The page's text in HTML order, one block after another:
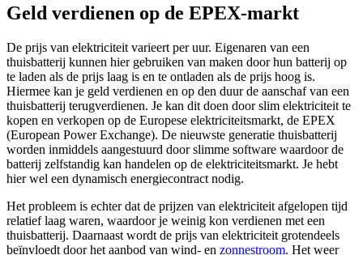
Geld verdienen op de EPEX-markt
De prijs van elektriciteit varieert per uur. Eigenaren van een
thuisbatterij kunnen hier gebruiken van maken door hun batterij op
te laden als de prijs laag is en te ontladen als de prijs hoog is.
Hiermee kan je geld verdienen en op den duur de aanschaf van een
thuisbatterij terugverdienen. Je kan dit doen door slim elektriciteit te
kopen en verkopen op de Europese elektriciteitsmarkt, de EPEX
(European Power Exchange). De nieuwste generatie thuisbatterij
worden inmiddels aangestuurd door slimme software waardoor de
batterij zelfstandig kan handelen op de elektriciteitsmarkt. Je hebt
hier wel een dynamisch energiecontract nodig.
Het probleem is echter dat de prijzen van elektriciteit afgelopen tijd
relatief laag waren, waardoor je weinig kon verdienen met een
thuisbatterij. Daarnaast wordt de prijs van elektriciteit grotendeels
beïnvloedt door het aanbod van wind- en zonnestroom. Het weer